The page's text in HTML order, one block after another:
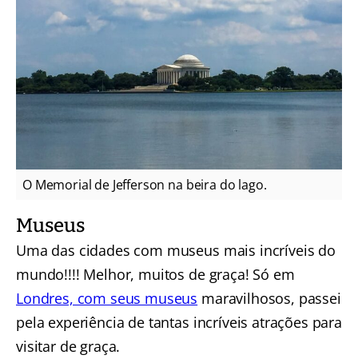
O Memorial de Jefferson na beira do lago.
Museus
Uma das cidades com museus mais incríveis do
mundo!!!! Melhor, muitos de graça! Só em
Londres, com seus museus maravilhosos, passei
pela experiência de tantas incríveis atrações para
visitar de graça.